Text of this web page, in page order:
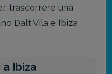
trascorrere una
Dalt Vila e Ibiza
a Ibiza